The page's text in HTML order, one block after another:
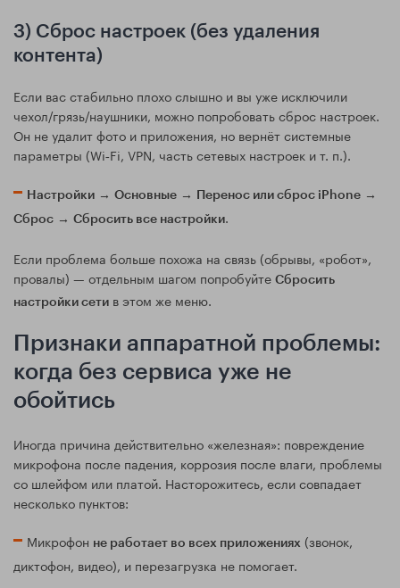
3) Сброс настроек (без удаления
контента)
Если вас стабильно плохо слышно и вы уже исключили
чехол/грязь/наушники, можно попробовать сброс настроек.
Он не удалит фото и приложения, но вернёт системные
параметры (Wi‑Fi, VPN, часть сетевых настроек и т. п.).
Настройки → Основные → Перенос или сброс iPhone →
Сброс → Сбросить все настройки.
Если проблема больше похожа на связь (обрывы, «робот»,
провалы) — отдельным шагом попробуйте Сбросить
настройки сети в этом же меню.
Признаки аппаратной проблемы:
когда без сервиса уже не
обойтись
Иногда причина действительно «железная»: повреждение
микрофона после падения, коррозия после влаги, проблемы
со шлейфом или платой. Насторожитесь, если совпадает
несколько пунктов:
Микрофон не работает во всех приложениях (звонок,
диктофон, видео), и перезагрузка не помогает.